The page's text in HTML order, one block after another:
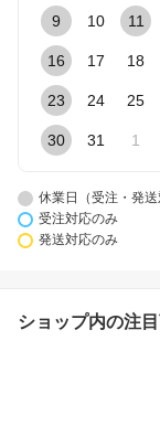
9 10 11
16 17 18
23 24 25
30 31 1
休業日（受注・発送
受注対応のみ
発送対応のみ
ショップ内の注